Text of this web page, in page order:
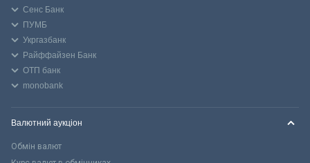
Сенс Банк
ПУМБ
Укргазбанк
Райффайзен Банк
ОТП банк
monobank
Валютний аукціон
Обмін валют